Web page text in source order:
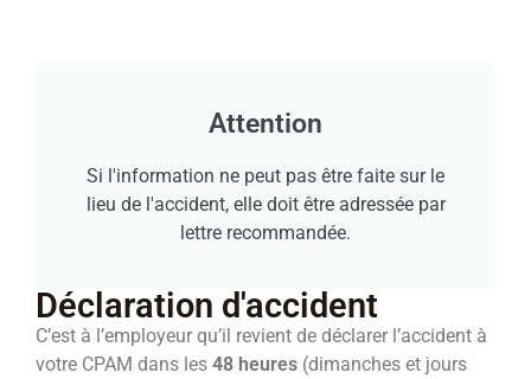
Attention
Si l'information ne peut pas être faite sur le
lieu de l'accident, elle doit être adressée par
lettre recommandée.
Déclaration d'accident
C’est à l’employeur qu’il revient de déclarer l’accident à
votre CPAM dans les 48 heures (dimanches et jours